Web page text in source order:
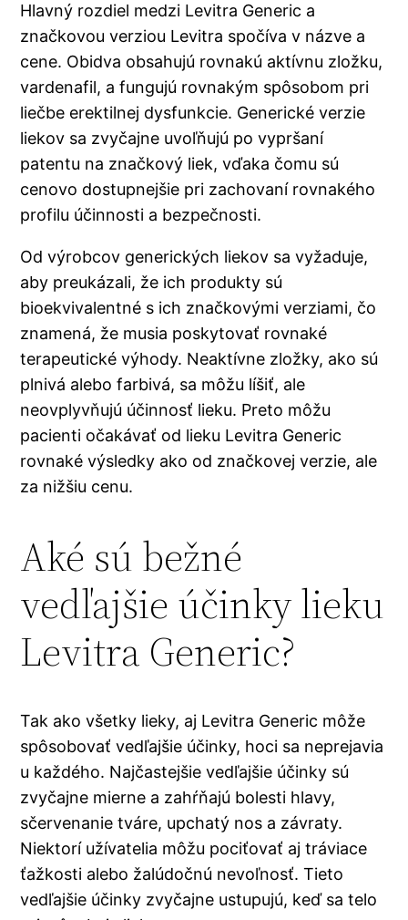
Hlavný rozdiel medzi Levitra Generic a
značkovou verziou Levitra spočíva v názve a
cene. Obidva obsahujú rovnakú aktívnu zložku,
vardenafil, a fungujú rovnakým spôsobom pri
liečbe erektilnej dysfunkcie. Generické verzie
liekov sa zvyčajne uvoľňujú po vypršaní
patentu na značkový liek, vďaka čomu sú
cenovo dostupnejšie pri zachovaní rovnakého
profilu účinnosti a bezpečnosti.
Od výrobcov generických liekov sa vyžaduje,
aby preukázali, že ich produkty sú
bioekvivalentné s ich značkovými verziami, čo
znamená, že musia poskytovať rovnaké
terapeutické výhody. Neaktívne zložky, ako sú
plnivá alebo farbivá, sa môžu líšiť, ale
neovplyvňujú účinnosť lieku. Preto môžu
pacienti očakávať od lieku Levitra Generic
rovnaké výsledky ako od značkovej verzie, ale
za nižšiu cenu.
Aké sú bežné
vedľajšie účinky lieku
Levitra Generic?
Tak ako všetky lieky, aj Levitra Generic môže
spôsobovať vedľajšie účinky, hoci sa neprejavia
u každého. Najčastejšie vedľajšie účinky sú
zvyčajne mierne a zahŕňajú bolesti hlavy,
sčervenanie tváre, upchatý nos a závraty.
Niektorí užívatelia môžu pociťovať aj tráviace
ťažkosti alebo žalúdočnú nevoľnosť. Tieto
vedľajšie účinky zvyčajne ustupujú, keď sa telo